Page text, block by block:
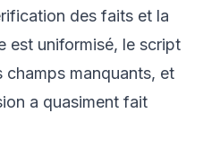
des faits et la
est uniformisé, le script
manquants, et
a quasiment fait